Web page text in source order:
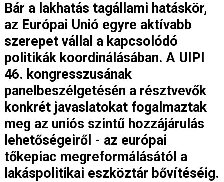
Bár a lakhatás tagállami hatáskör,
az Európai Unió egyre aktívabb
szerepet vállal a kapcsolódó
politikák koordinálásában. A UIPI
46. kongresszusának
panelbeszélgetésén a résztvevők
konkrét javaslatokat fogalmaztak
meg az uniós szintű hozzájárulás
lehetőségeiről - az európai
tőkepiac megreformálásától a
lakáspolitikai eszköztár bővítéséig.